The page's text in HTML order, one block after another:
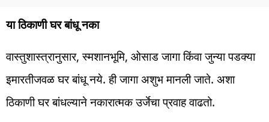
या ठिकाणी घर बांधू नका
वास्तुशास्त्रानुसार, स्मशानभूमि, ओसाड जागा किंवा जुन्या पडक्या
इमारतीजवळ घर बांधू नये. ही जागा अशुभ मानली जाते. अशा
ठिकाणी घर बांधल्याने नकारात्मक उर्जेचा प्रवाह वाढतो.